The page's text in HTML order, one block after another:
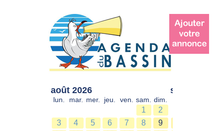
août 2026
lun. mar. mer. jeu. ven. sam. dim.
1
2
3
4 5 6 7 8
9
sept. 2026